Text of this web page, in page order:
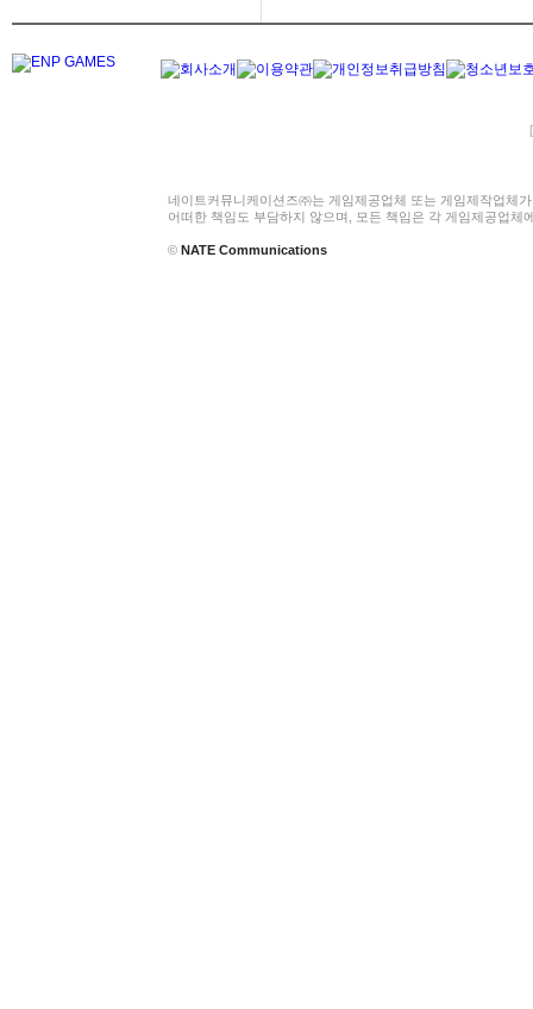
네이트커뮤니케이션즈㈜는 게임제공업체 또는 게임제작업체
어떠한 책임도 부담하지 않으며, 모든 책임은 각 게임제공업체
© NATE Communications